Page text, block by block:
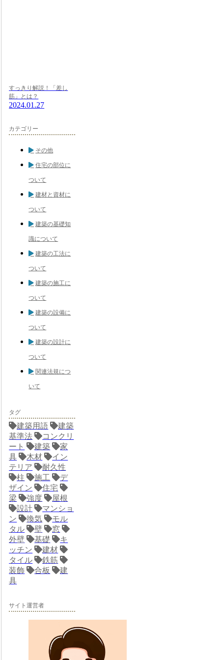
すっきり解説！「差し
筋」とは？
2024.01.27
カテゴリー
その他
住宅の部位に
ついて
建材と資材に
ついて
建築の基礎知
識について
建築の工法に
ついて
建築の施工に
ついて
建築の設備に
ついて
建築の設計に
ついて
関連法規につ
いて
タグ
建築用語
建築
基準法
コンクリ
ート
建築
家
具
木材
イン
テリア
耐久性
柱
施工
デ
ザイン
住宅
梁
強度
屋根
設計
マンショ
ン
換気
モル
タル
壁
窓
外壁
基礎
キ
ッチン
建材
タイル
鉄筋
装飾
合板
建
具
サイト運営者